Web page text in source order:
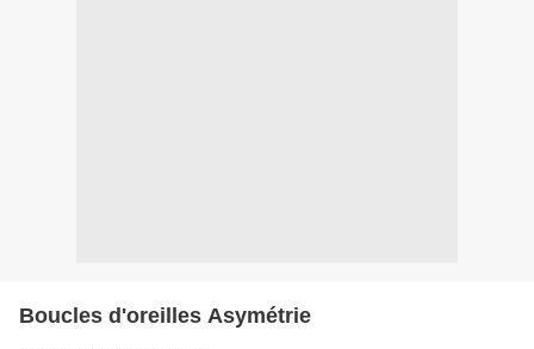
Boucles d'oreilles Asymétrie